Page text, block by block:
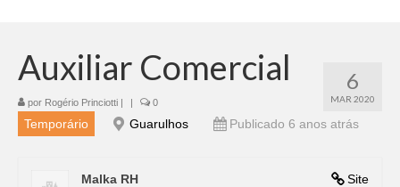
6
MAR 2020
Auxiliar Comercial
por Rogério Princiotti | | 0
Temporário Guarulhos Publicado 6 anos atrás
Site
Malka RH